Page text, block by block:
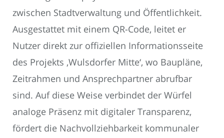
zwischen Stadtverwaltung und Öffentlichkeit.
Ausgestattet mit einem QR-Code, leitet er
Nutzer direkt zur offiziellen Informationsseite
des Projekts ‚Wulsdorfer Mitte‘, wo Baupläne,
Zeitrahmen und Ansprechpartner abrufbar
sind. Auf diese Weise verbindet der Würfel
analoge Präsenz mit digitaler Transparenz,
fördert die Nachvollziehbarkeit kommunaler